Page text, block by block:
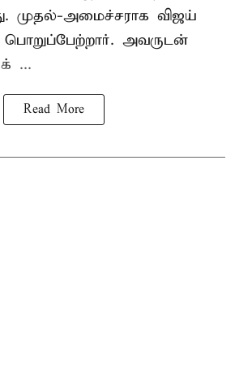
முதல்-அமைச்சராக விஜய்
பொறுப்பேற்றார். அவருடன்
...
Read More